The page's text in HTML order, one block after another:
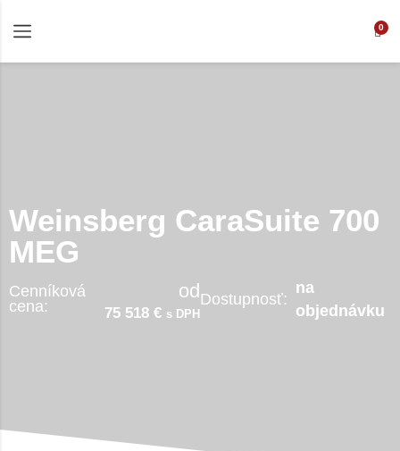
0
Weinsberg CaraSuite 700
MEG
Cenníková
cena:
od
75 518 € s DPH
Dostupnosť:
na
objednávku